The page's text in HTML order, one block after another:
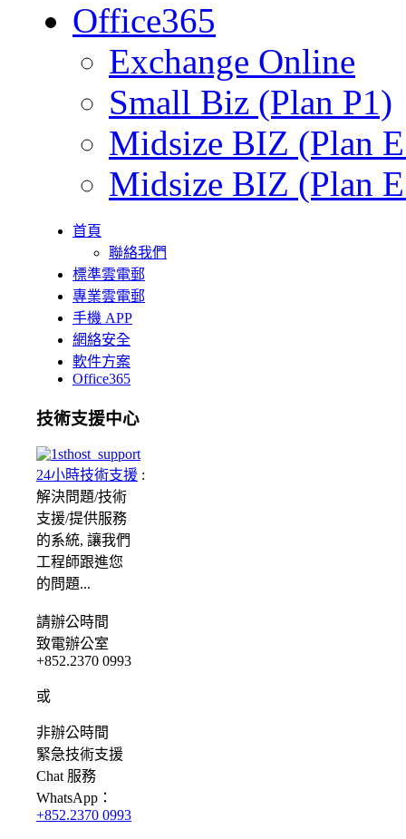
Office365
Exchange Online
Small Biz (Plan P1)
Midsize BIZ (Plan
Midsize BIZ (Plan
首頁
聯絡我們
標準雲電郵
專業雲電郵
手機 APP
網絡安全
軟件方案
Office365
技術支援中心
24小時技術支援 :
解決問題/技術
支援/提供服務
的系統, 讓我們
工程師跟進您
的問題...
請辦公時間
致電辦公室
+852.2370 0993
或
非辦公時間
緊急技術支援
Chat 服務
WhatsApp：
+852.2370 0993